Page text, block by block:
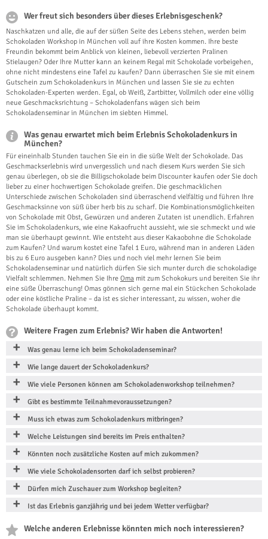
Wer freut sich besonders über dieses Erlebnisgeschenk?
Naschkatzen und alle, die auf der süßen Seite des Lebens stehen, werden beim
Schokoladen Workshop in München voll auf ihre Kosten kommen. Ihre beste
Freundin bekommt beim Anblick von kleinen, liebevoll verzierten Pralinen
Stielaugen? Oder Ihre Mutter kann an keinem Regal mit Schokolade vorbeigehen,
ohne nicht mindestens eine Tafel zu kaufen? Dann überraschen Sie sie mit einem
Gutschein zum Schokoladenkurs in München und lassen Sie sie zu echten
Schokoladen-Experten werden. Egal, ob Weiß, Zartbitter, Vollmilch oder eine völlig
neue Geschmacksrichtung – Schokoladenfans wägen sich beim
Schokoladenseminar in München im siebten Himmel.
Was genau erwartet mich beim Erlebnis Schokoladenkurs in
München?
Für eineinhalb Stunden tauchen Sie ein in die süße Welt der Schokolade. Das
Geschmackserlebnis wird unvergesslich und nach diesem Kurs werden Sie sich
genau überlegen, ob sie die Billigschokolade beim Discounter kaufen oder Sie doch
lieber zu einer hochwertigen Schokolade greifen. Die geschmacklichen
Unterschiede zwischen Schokoladen sind überraschend vielfältig und führen Ihre
Geschmacksinne von süß über herb bis zu scharf. Die Kombinationsmöglichkeiten
von Schokolade mit Obst, Gewürzen und anderen Zutaten ist unendlich. Erfahren
Sie im Schokoladenkurs, wie eine Kakaofrucht aussieht, wie sie schmeckt und wie
man sie überhaupt gewinnt. Wie entsteht aus dieser Kakaobohne die Schokolade
zum Kaufen? Und warum kostet eine Tafel 1 Euro, während man in anderen Läden
bis zu 6 Euro ausgeben kann? Dies und noch viel mehr lernen Sie beim
Schokoladenseminar und natürlich dürfen Sie sich munter durch die schokoladige
Vielfalt schlemmen. Nehmen Sie Ihre Oma mit zum Schokokurs und bereiten Sie ihr
eine süße Überraschung! Omas gönnen sich gerne mal ein Stückchen Schokolade
oder eine köstliche Praline – da ist es sicher interessant, zu wissen, woher die
Schokolade überhaupt kommt.
Weitere Fragen zum Erlebnis? Wir haben die Antworten!
Was genau lerne ich beim Schokoladenseminar?
Wie lange dauert der Schokoladenkurs?
Wie viele Personen können am Schokoladenworkshop teilnehmen?
Gibt es bestimmte Teilnahmevoraussetzungen?
Muss ich etwas zum Schokoladenkurs mitbringen?
Welche Leistungen sind bereits im Preis enthalten?
Könnten noch zusätzliche Kosten auf mich zukommen?
Wie viele Schokoladensorten darf ich selbst probieren?
Dürfen mich Zuschauer zum Workshop begleiten?
Ist das Erlebnis ganzjährig und bei jedem Wetter verfügbar?
Welche anderen Erlebnisse könnten mich noch interessieren?